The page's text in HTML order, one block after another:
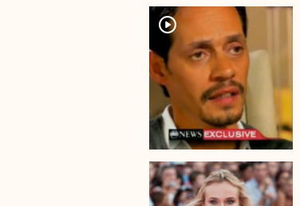
player2